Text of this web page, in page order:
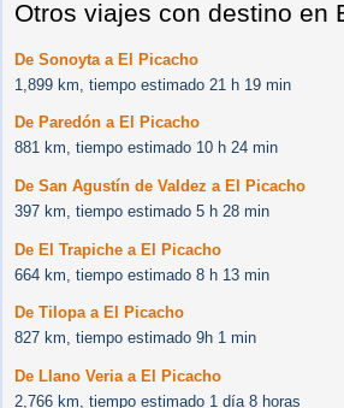
Otros viajes con destino en
De Sonoyta a El Picacho
1,899 km, tiempo estimado 21 h 19 min
De Paredón a El Picacho
881 km, tiempo estimado 10 h 24 min
De San Agustín de Valdez a El Picacho
397 km, tiempo estimado 5 h 28 min
De El Trapiche a El Picacho
664 km, tiempo estimado 8 h 13 min
De Tilopa a El Picacho
827 km, tiempo estimado 9h 1 min
De Llano Veria a El Picacho
2,766 km, tiempo estimado 1 día 8 horas